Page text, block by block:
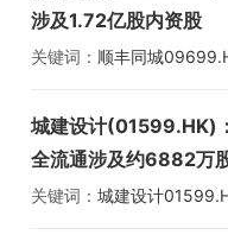
涉及1.72亿股内资股
关键词： 顺丰同城
城建设计(01599.HK)
全流通涉及约6882万
关键词： 城建设计